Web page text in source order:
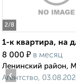
2/8
1-к квартира, на
8 000 ₽ в месяц
Ленинский район,
Агентство,
‹